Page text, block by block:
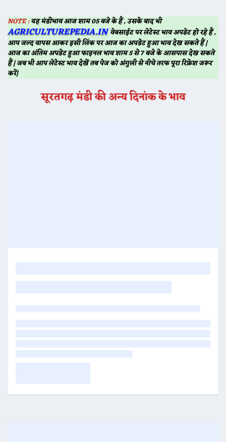
NOTE :यह मंडीभाव आज शाम 05 बजे के हैं , उसके बाद भी
AGRICULTUREPEDIA.INवेबसाईट पर लेटेस्ट भाव अपडेट हो रहे हैं ,
आप जल्द वापस आकर इसी लिंक पर आज का अपडेट हुआ भाव देख सकते हैं |
आज का अंतिम अपडेट हुआ फाइनल भाव शाम 5 से 7 बजे के आसपास देख सकते
हैं | जब भी आप लेटेस्ट भाव देखें तब पेज को अंगुली से नीचे तरफ पूरा रिफ्रेश जरूर
करें|
सूरतगढ़ मंडी की अन्य दिनांक के भाव